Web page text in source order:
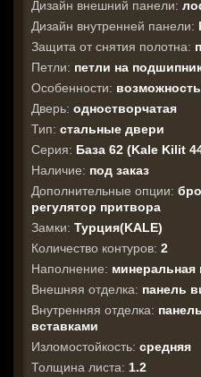
Дизайн внешний панели:
Дизайн внутренней панели:
Защита от снятия полотна:
Петли: петли на
Особенности:
Дверь: одностворчатая
Тип: стальные двери
Серия: База 62 (Kale Kilit
Наличие: под заказ
Дополнительные опции:
регулятор притвора
Замки: Турция(KALE)
Количество контуров: 2
Наполнение: минеральная
Внешняя отделка: панель
Внутренняя отделка:
вставками
Изломостойкость: средняя
Толщина листа: 1.2